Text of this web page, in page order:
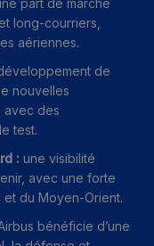
part de marché
long-courriers,
aériennes.
de
nouvelles
avec des
test.
: une visibilité
avec une forte
et du Moyen-Orient.
bénéficie d’une